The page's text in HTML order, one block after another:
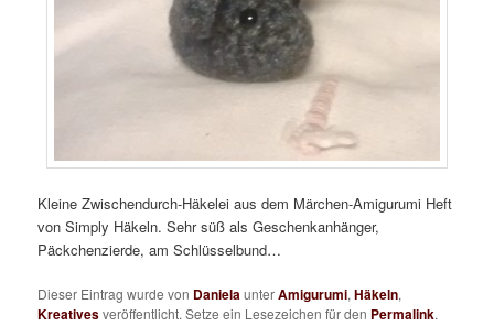
Kleine Zwischendurch-Häkelei aus dem Märchen-Amigurumi Heft
von Simply Häkeln. Sehr süß als Geschenkanhänger,
Päckchenzierde, am Schlüsselbund…
Dieser Eintrag wurde von DanielaunterAmigurumi,Häkeln,
Kreativesveröffentlicht. Setze ein Lesezeichen für den Permalink.